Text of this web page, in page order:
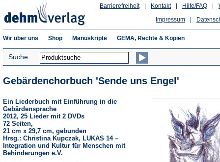
Hilfe/FAQ
Kontakt
Barrierefreiheit
Impressum
Wir über uns Shop Manuskripte GEMA, Rechte & Kopien
Suche:
Gebärdenchorbuch 'Sende uns Engel'
Ein Liederbuch mit Einführung in die
Gebärdensprache
2012, 25 Lieder mit 2 DVDs
72 Seiten,
21 cm x 29,7 cm, gebunden
Hrsg.: Christina Kupczak, LUKAS 14 –
Integration und Kultur für Menschen mit
Behinderungen e.V.